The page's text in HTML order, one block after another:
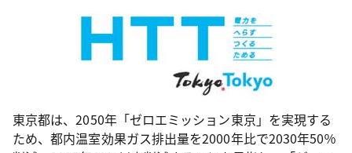
東京都は、2050年「ゼロエミッション東京」を実現する
ため、都内温室効果ガス排出量を2000年比で2030年50％